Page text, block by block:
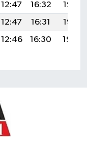
12:47 16:32
19:33
12:47 16:31
19:32
12:46 16:30 19:30